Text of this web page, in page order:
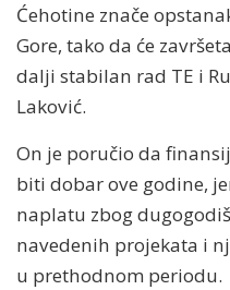
Ćehotine znače
Gore, tako da će
dalji stabilan rad TE i
Laković.
On je poručio da
biti dobar ove godine,
naplatu zbog
navedenih projekata i
u prethodnom periodu.